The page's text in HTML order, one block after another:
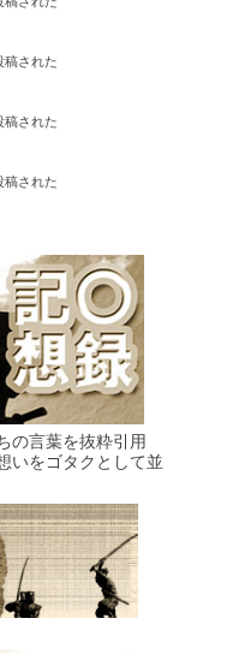
された
された
された
の言葉を抜粋引用
いをゴタクとして並